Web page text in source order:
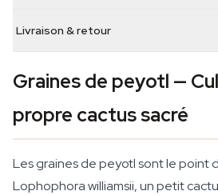
Livraison & retour
Graines de peyotl —
propre cactus sacré
Les graines de peyotl sont le point
Lophophora williamsii, un petit